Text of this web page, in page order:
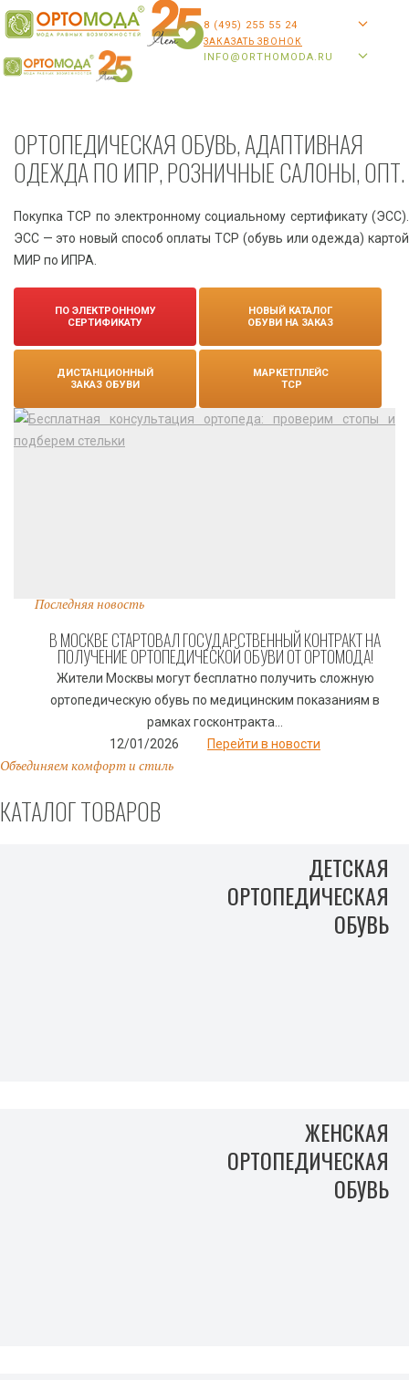
8 (495) 255 55 24
ЗАКАЗАТЬ ЗВОНОК
INFO@ORTHOMODA.RU
ОРТОПЕДИЧЕСКАЯ ОБУВЬ, АДАПТИВНАЯ
ОДЕЖДА ПО ИПР, РОЗНИЧНЫЕ САЛОНЫ, ОПТ.
Покупка ТСР по электронному социальному сертификату (ЭСС).
ЭСС — это новый способ оплаты ТСР (обувь или одежда) картой
МИР по ИПРА.
ПО ЭЛЕКТРОННОМУ
СЕРТИФИКАТУ
НОВЫЙ КАТАЛОГ
ОБУВИ НА ЗАКАЗ
ДИСТАНЦИОННЫЙ
ЗАКАЗ ОБУВИ
МАРКЕТПЛЕЙС
ТСР
Последняя новость
В МОСКВЕ СТАРТОВАЛ ГОСУДАРСТВЕННЫЙ КОНТРАКТ НА
ПОЛУЧЕНИЕ ОРТОПЕДИЧЕСКОЙ ОБУВИ ОТ ОРТОМОДА!
Жители Москвы могут бесплатно получить сложную
ортопедическую обувь по медицинским показаниям в
рамках госконтракта...
12/01/2026
Перейти в новости
Объединяем комфорт и стиль
КАТАЛОГ ТОВАРОВ
ДЕТСКАЯ
ОРТОПЕДИЧЕСКАЯ
ОБУВЬ
ЖЕНСКАЯ
ОРТОПЕДИЧЕСКАЯ
ОБУВЬ